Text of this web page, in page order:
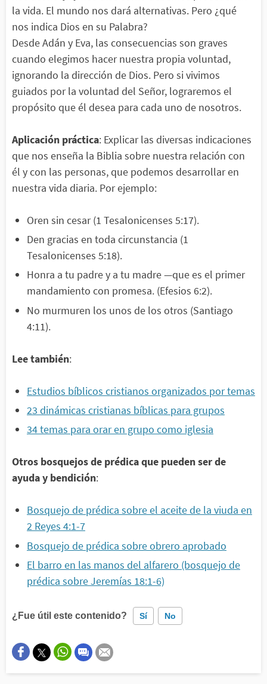
la vida. El mundo nos dará alternativas. Pero ¿qué
nos indica Dios en su Palabra?
Desde Adán y Eva, las consecuencias son graves
cuando elegimos hacer nuestra propia voluntad,
ignorando la dirección de Dios. Pero si vivimos
guiados por la voluntad del Señor, lograremos el
propósito que él desea para cada uno de nosotros.
Aplicación práctica: Explicar las diversas indicaciones
que nos enseña la Biblia sobre nuestra relación con
él y con las personas, que podemos desarrollar en
nuestra vida diaria. Por ejemplo:
Oren sin cesar (1 Tesalonicenses 5:17).
Den gracias en toda circunstancia (1
Tesalonicenses 5:18).
Honra a tu padre y a tu madre —que es el primer
mandamiento con promesa. (Efesios 6:2).
No murmuren los unos de los otros (Santiago
4:11).
Lee también:
Estudios bíblicos cristianos organizados por temas
23 dinámicas cristianas bíblicas para grupos
34 temas para orar en grupo como iglesia
Otros bosquejos de prédica que pueden ser de
ayuda y bendición:
Bosquejo de prédica sobre el aceite de la viuda en
2 Reyes 4:1-7
Bosquejo de prédica sobre obrero aprobado
El barro en las manos del alfarero (bosquejo de
prédica sobre Jeremías 18:1-6)
¿Fue útil este contenido? Sí No
Este contenido contiene información incorrecta